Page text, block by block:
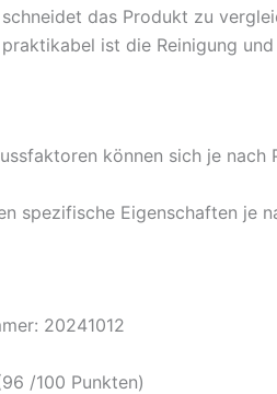
das Produkt zu
ist die Reinigung
können sich je nach
spezifische Eigenschaften je
20241012
/100 Punkten)